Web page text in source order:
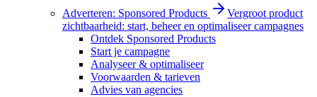
Adverteren: Sponsored Products
Vergroot product
zichtbaarheid: start, beheer en optimaliseer campagnes
Ontdek Sponsored Products
Start je campagne
Analyseer & optimaliseer
Voorwaarden & tarieven
Advies van agencies